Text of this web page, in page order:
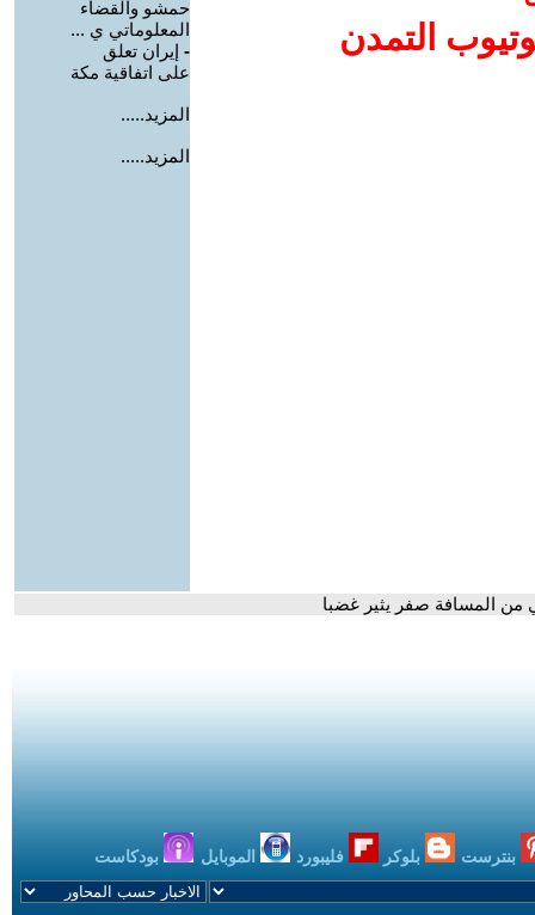
التمدن
حمشو والقضاء
المعلوماتي ي ...
- إيران تعلق
على اتفاقية مكة
المزيد.....
المزيد.....
من المسافة صفر يثير غضبا
بنترست بلوكر فليبورد الموبايل بودكاست